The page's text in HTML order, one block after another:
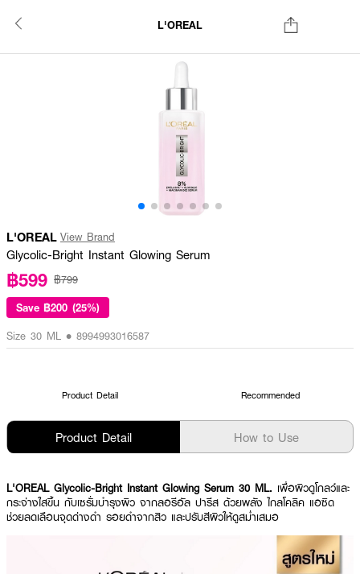
L'OREAL
L'OREAL View Brand
Glycolic-Bright Instant Glowing Serum
฿599 ฿799
Save ฿200 (25%)
Size 30 ML • 8994993016587
Product Detail Recommended
Product Detail How to Use
L'OREAL Glycolic-Bright Instant Glowing Serum 30 ML. เพื่อผิวดูโกลว์และ
กระจ่างใสขึ้น กับเซรั่มบำรุงผิว จากลอรีอัล ปารีส ด้วยพลัง ไกลโคลิค แอซิด
ช่วยลดเลือนจุดด่างดำ รอยดำจากสิว และปรับสีผิวให้ดูสม่ำเสมอ